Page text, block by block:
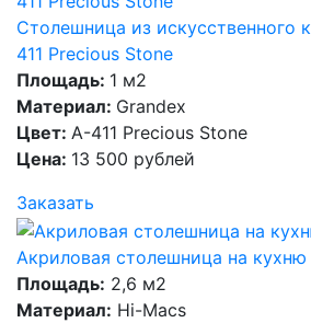
Столешница из искусственного
411 Precious Stone
Площадь: 1 м2
Материал: Grandex
Цвет: A-411 Precious Stone
Цена: 13 500 рублей
Заказать
Акриловая столешница на
Площадь: 2,6 м2
Материал: Hi-Macs